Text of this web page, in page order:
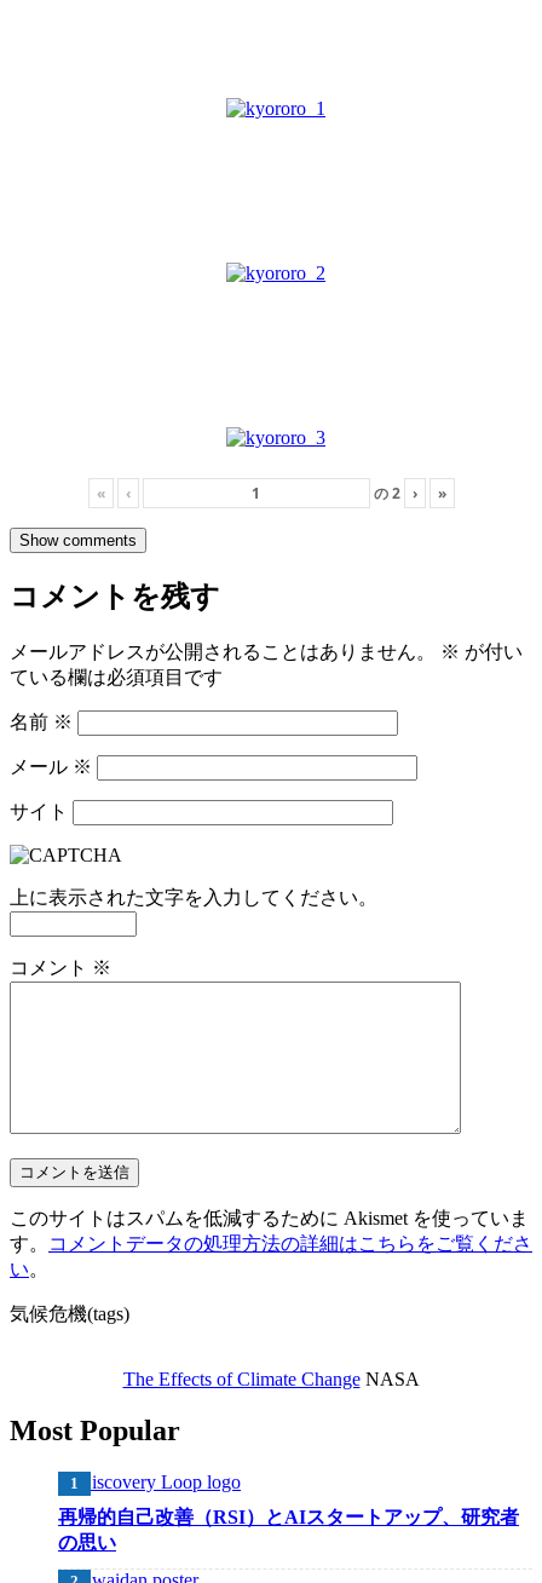
« ‹ の2 › »
Show comments
コメントを残す
メールアドレスが公開されることはありません。 ※ が付い
ている欄は必須項目です
名前 ※
メール ※
サイト
上に表示された文字を入力してください。
コメント ※
このサイトはスパムを低減するために Akismet を使っていま
す。
コメントデータの処理方法の詳細はこちらをご覧くださ
い。
気候危機(tags)
The Effects of Climate ChangeNASA
Most Popular
再帰的自己改善（RSI）とAIスタートアップ、研究者
の思い